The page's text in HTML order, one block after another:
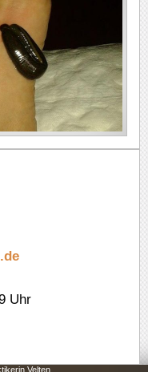
de
Uhr
Velten